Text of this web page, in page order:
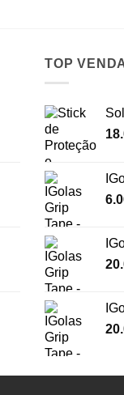
TOP